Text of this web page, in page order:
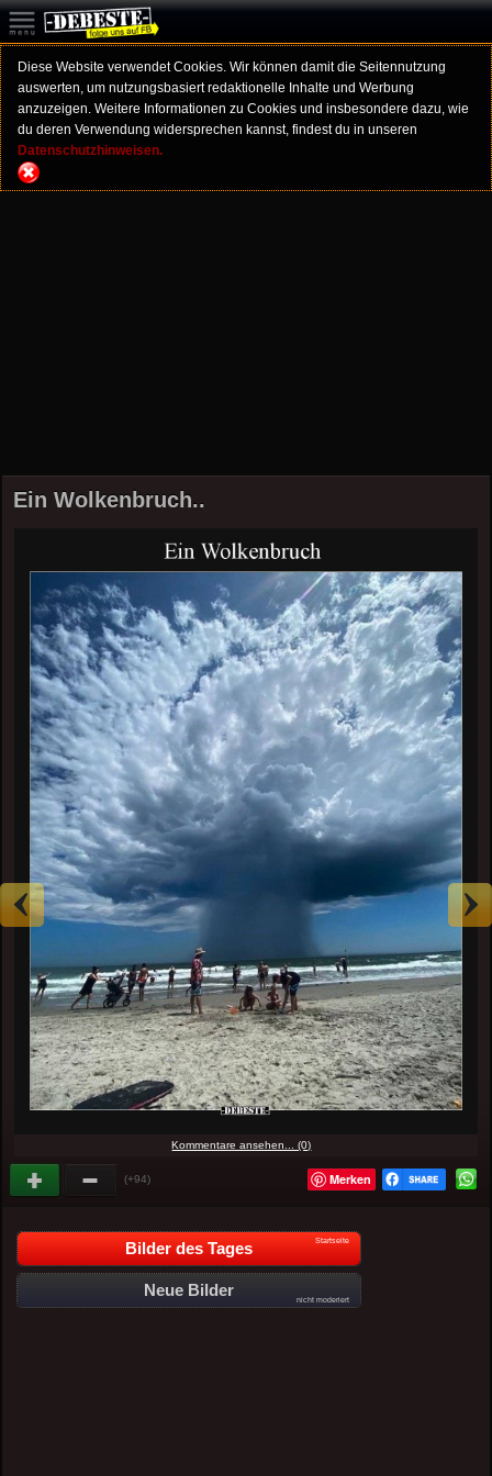
Diese Website verwendet Cookies. Wir können damit die Seitennutzung
auswerten, um nutzungsbasiert redaktionelle Inhalte und Werbung
anzuzeigen. Weitere Informationen zu Cookies und insbesondere dazu, wie
du deren Verwendung widersprechen kannst, findest du in unseren
Datenschutzhinweisen.
Ein Wolkenbruch..
Kommentare ansehen... (0)
(+94) Merken
Bilder des Tages Startseite
Neue Bilder
nicht moderiert